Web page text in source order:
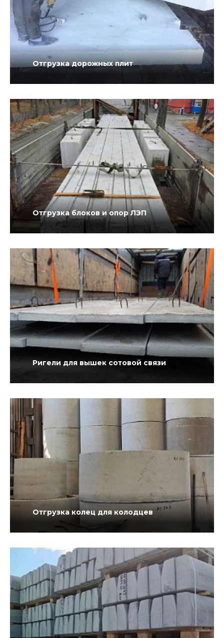
Отгрузка дорожных плит
Отгрузка блоков и опор ЛЭП
Ригели для вышек сотовой связи
Отгрузка колец для колодцев